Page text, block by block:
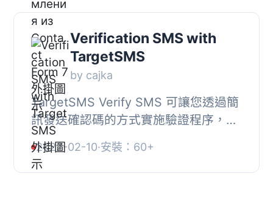
Verification SMS with
TargetSMS
by cajka
TargetSMS Verify SMS 可讓您透過簡
訊發送確認碼的方式實施驗證程序，以
驗證特定手機號碼。簡訊消息通過
targetsms.ru 服務進行發送。此外，必
須安裝 WooComm...
2022-02-10·安裝：60+